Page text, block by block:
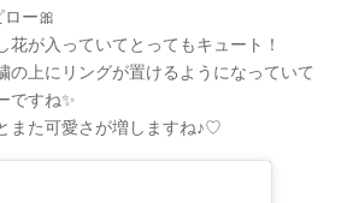
ー🎀
花が入っていてとってもキュート！
の上にリングが置けるようになっていて
ですね✨
また可愛さが増しますね♪♡